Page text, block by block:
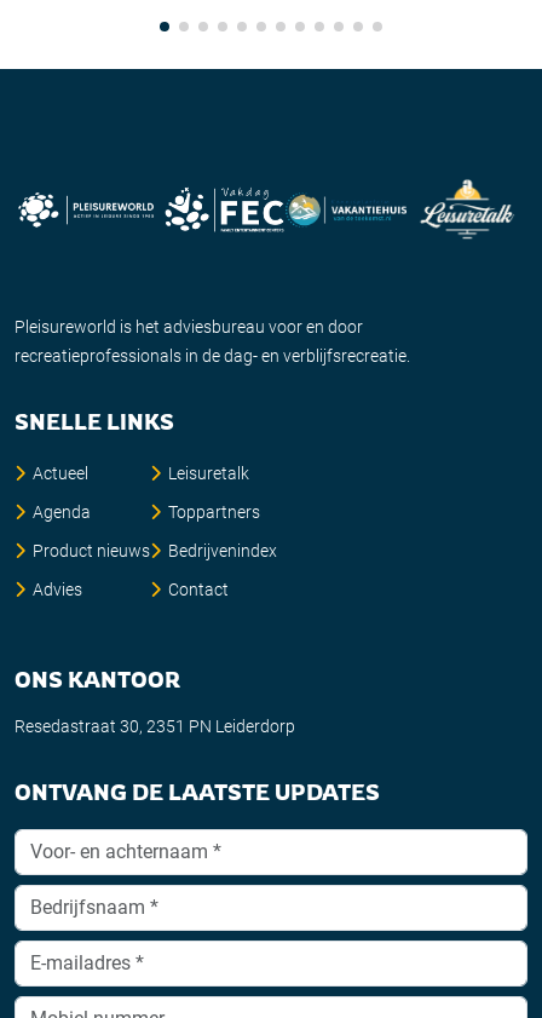
Pleisureworld is het adviesbureau voor en door
recreatieprofessionals in de dag- en verblijfsrecreatie.
SNELLE LINKS
Actueel
Agenda
Product nieuws
Advies
Leisuretalk
Toppartners
Bedrijvenindex
Contact
ONS KANTOOR
Resedastraat 30, 2351 PN Leiderdorp
ONTVANG DE LAATSTE UPDATES